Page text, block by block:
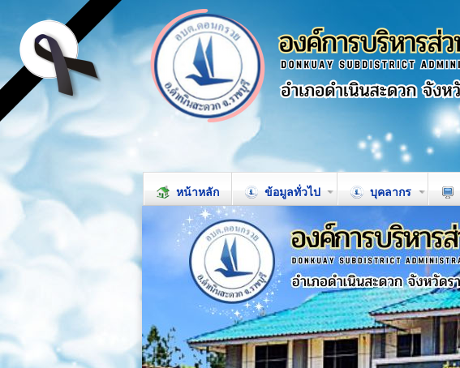
หน้าหลัก ข้อมูลทั่วไป บุคลากร